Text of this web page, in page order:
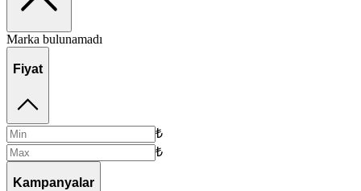
Marka bulunamadı
Fiyat
₺
₺
Kampanyalar